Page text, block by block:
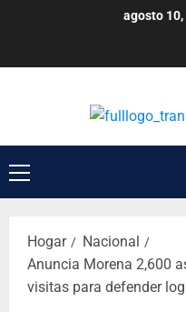
agosto 10,
Hogar
Nacional
Anuncia Morena 2,600
visitas para defender